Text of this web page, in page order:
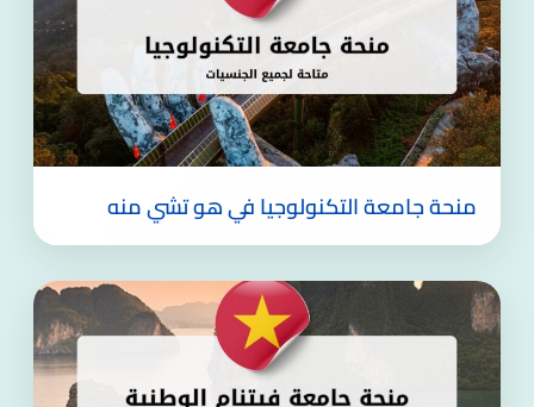
منحة جامعة التكنولوجيا في هو تشي منه